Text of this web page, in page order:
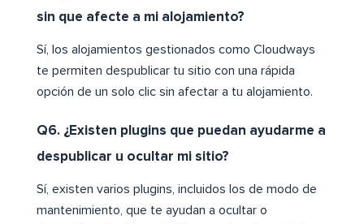
sin que afecte a mi alojamiento?
Sí, los alojamientos gestionados como Cloudways
te permiten despublicar tu sitio con una rápida
opción de un solo clic sin afectar a tu alojamiento.
Q6. ¿Existen plugins que puedan ayudarme a
despublicar u ocultar mi sitio?
Sí, existen varios plugins, incluidos los de modo de
mantenimiento, que te ayudan a ocultar o